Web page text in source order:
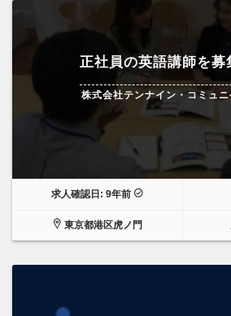
正社員の英語講師を募
株式会社テンナイン・コミュ
求人確認日: 9年前
東京都港区虎ノ門